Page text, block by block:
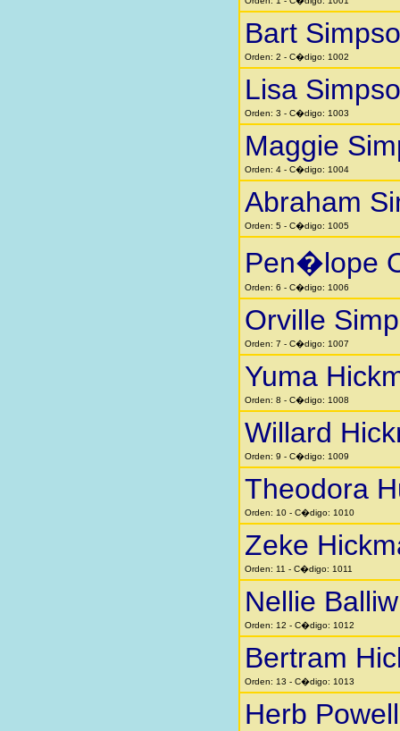
Bart
Orden: 2 - C�digo: 1002
Lisa
Orden: 3 - C�digo: 1003
Maggie
Orden: 4 - C�digo: 1004
Abraham
Orden: 5 - C�digo: 1005
Pen�lope
Orden: 6 - C�digo: 1006
Orville
Orden: 7 - C�digo: 1007
Yuma
Orden: 8 - C�digo: 1008
Willard
Orden: 9 - C�digo: 1009
Theodora
Orden: 10 - C�digo: 1010
Zeke
Orden: 11 - C�digo: 1011
Nellie
Orden: 12 - C�digo: 1012
Bertram
Orden: 13 - C�digo: 1013
Herb Powell